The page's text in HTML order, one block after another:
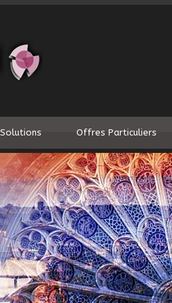
Offres Particuliers